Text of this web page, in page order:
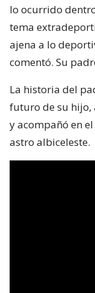
lo ocurrido
tema
ajena a lo
comentó. Su
La historia del
futuro de su hijo,
y acompañó en
astro albiceleste.